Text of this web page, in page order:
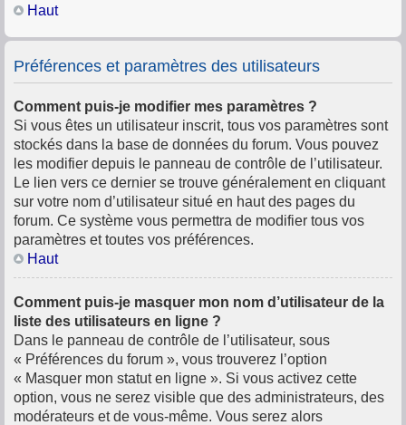
Haut
Préférences et paramètres des utilisateurs
Comment puis-je modifier mes paramètres ?
Si vous êtes un utilisateur inscrit, tous vos paramètres sont
stockés dans la base de données du forum. Vous pouvez
les modifier depuis le panneau de contrôle de l’utilisateur.
Le lien vers ce dernier se trouve généralement en cliquant
sur votre nom d’utilisateur situé en haut des pages du
forum. Ce système vous permettra de modifier tous vos
paramètres et toutes vos préférences.
Haut
Comment puis-je masquer mon nom d’utilisateur de la
liste des utilisateurs en ligne ?
Dans le panneau de contrôle de l’utilisateur, sous
« Préférences du forum », vous trouverez l’option
« Masquer mon statut en ligne ». Si vous activez cette
option, vous ne serez visible que des administrateurs, des
modérateurs et de vous-même. Vous serez alors